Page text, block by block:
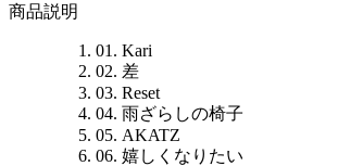
商品説明
01. Kari
02. 差
03. Reset
04. 雨ざらしの椅子
05. AKATZ
06. 嬉しくなりたい